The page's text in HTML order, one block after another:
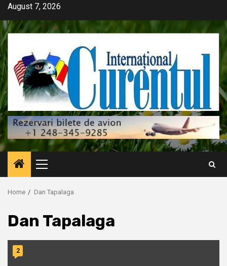
Skip
content
August 7, 2026
Primary
Menu
Home Dan Tapalaga
Dan Tapalaga
2